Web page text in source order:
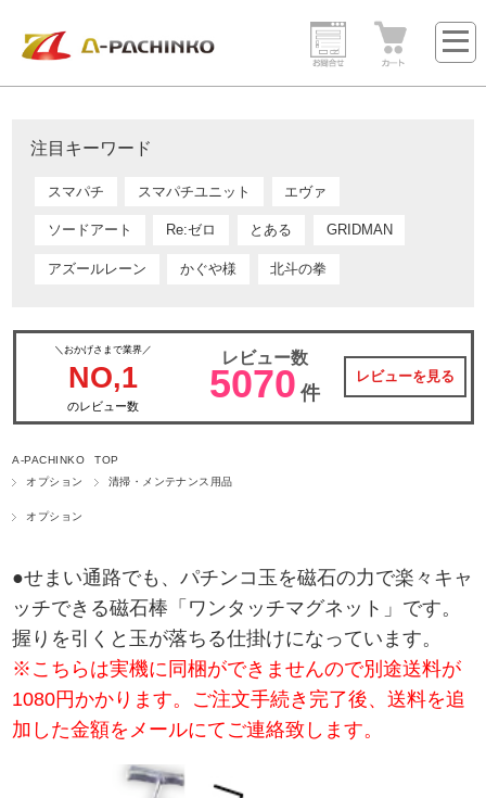
注目キーワード
スマパチ スマパチユニット エヴァ
ソードアート Re:ゼロ とある GRIDMAN
アズールレーン かぐや様 北斗の拳
＼おかげさまで業界／
NO,1
のレビュー数
レビュー数
5070 件
レビューを見る
A-PACHINKO TOP
オプション
清掃・メンテナンス用品
オプション
●せまい通路でも、パチンコ玉を磁石の力で楽々キャ
ッチできる磁石棒「ワンタッチマグネット」です。
握りを引くと玉が落ちる仕掛けになっています。
※こちらは実機に同梱ができませんので別途送料が
1080円かかります。ご注文手続き完了後、送料を追
加した金額をメールにてご連絡致します。